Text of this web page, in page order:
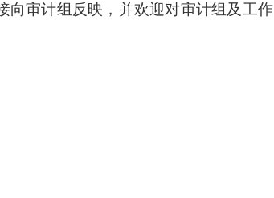
向审计组反映，并欢迎对审计组及工作